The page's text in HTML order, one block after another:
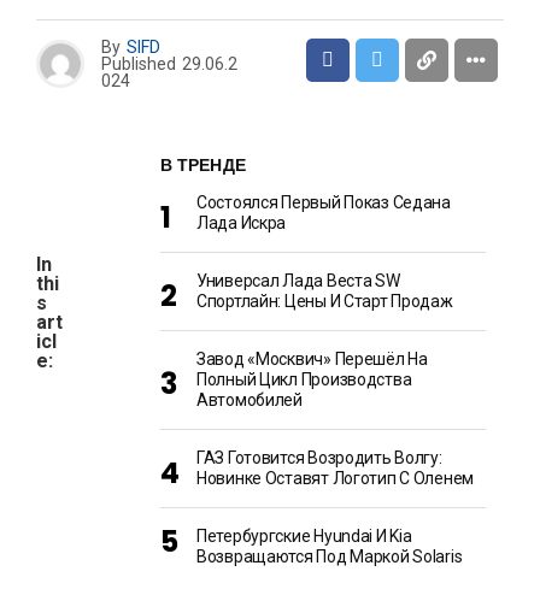
By SIFD
Published 29.06.2
024
In
thi
s
art
icl
e:
В ТРЕНДЕ
Состоялся Первый Показ Седана
Лада Искра
Универсал Лада Веста SW
Спортлайн: Цены И Старт Продаж
Завод «Москвич» Перешёл На
Полный Цикл Производства
Автомобилей
ГАЗ Готовится Возродить Волгу:
Новинке Оставят Логотип С Оленем
Петербургские Hyundai И Kia
Возвращаются Под Маркой Solaris